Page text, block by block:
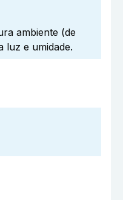
ambiente (de
luz e umidade.